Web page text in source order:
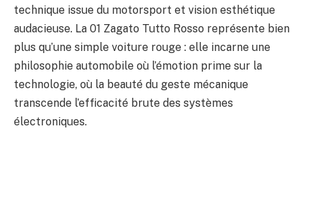
technique issue du motorsport et vision esthétique
audacieuse. La 01 Zagato Tutto Rosso représente bien
plus qu’une simple voiture rouge : elle incarne une
philosophie automobile où l’émotion prime sur la
technologie, où la beauté du geste mécanique
transcende l’efficacité brute des systèmes
électroniques.